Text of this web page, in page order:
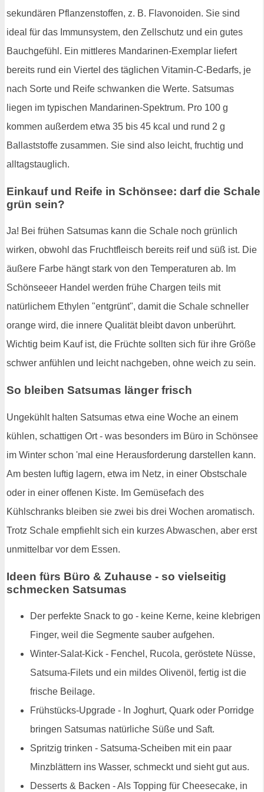
sekundären Pflanzenstoffen, z. B. Flavonoiden. Sie sind
ideal für das Immunsystem, den Zellschutz und ein gutes
Bauchgefühl. Ein mittleres Mandarinen-Exemplar liefert
bereits rund ein Viertel des täglichen Vitamin-C-Bedarfs, je
nach Sorte und Reife schwanken die Werte. Satsumas
liegen im typischen Mandarinen-Spektrum. Pro 100 g
kommen außerdem etwa 35 bis 45 kcal und rund 2 g
Ballaststoffe zusammen. Sie sind also leicht, fruchtig und
alltagstauglich.
Einkauf und Reife in Schönsee: darf die Schale
grün sein?
Ja! Bei frühen Satsumas kann die Schale noch grünlich
wirken, obwohl das Fruchtfleisch bereits reif und süß ist. Die
äußere Farbe hängt stark von den Temperaturen ab. Im
Schönseeer Handel werden frühe Chargen teils mit
natürlichem Ethylen "entgrünt", damit die Schale schneller
orange wird, die innere Qualität bleibt davon unberührt.
Wichtig beim Kauf ist, die Früchte sollten sich für ihre Größe
schwer anfühlen und leicht nachgeben, ohne weich zu sein.
So bleiben Satsumas länger frisch
Ungekühlt halten Satsumas etwa eine Woche an einem
kühlen, schattigen Ort - was besonders im Büro in Schönsee
im Winter schon 'mal eine Herausforderung darstellen kann.
Am besten luftig lagern, etwa im Netz, in einer Obstschale
oder in einer offenen Kiste. Im Gemüsefach des
Kühlschranks bleiben sie zwei bis drei Wochen aromatisch.
Trotz Schale empfiehlt sich ein kurzes Abwaschen, aber erst
unmittelbar vor dem Essen.
Ideen fürs Büro & Zuhause - so vielseitig
schmecken Satsumas
Der perfekte Snack to go - keine Kerne, keine klebrigen
Finger, weil die Segmente sauber aufgehen.
Winter-Salat-Kick - Fenchel, Rucola, geröstete Nüsse,
Satsuma-Filets und ein mildes Olivenöl, fertig ist die
frische Beilage.
Frühstücks-Upgrade - In Joghurt, Quark oder Porridge
bringen Satsumas natürliche Süße und Saft.
Spritzig trinken - Satsuma-Scheiben mit ein paar
Minzblättern ins Wasser, schmeckt und sieht gut aus.
Desserts & Backen - Als Topping für Cheesecake, in